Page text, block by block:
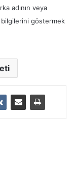
adının veya
bilgilerini göstermek